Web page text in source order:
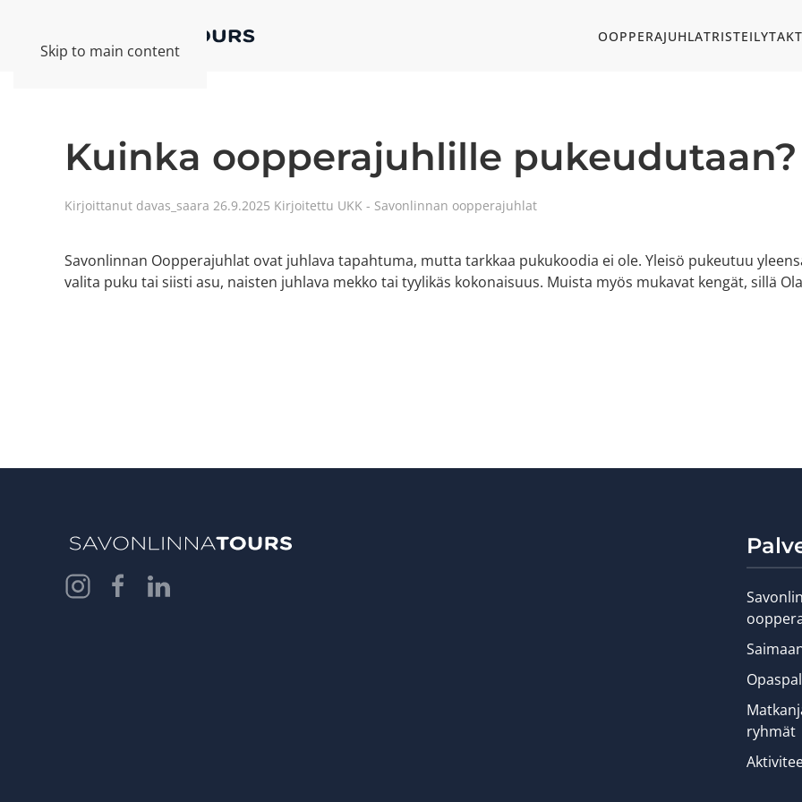
Skip to main content
OOPPERAJUHLATRISTEILYT
Kuinka oopperajuhlille pukeudutaan?
Kirjoittanut davas_saara 26.9.2025 Kirjoitettu UKK - Savonlinnan oopperajuhlat
Savonlinnan Oopperajuhlat ovat juhlava tapahtuma, mutta tarkkaa pukukoodia ei ole. Yleisö pukeutuu
valita puku tai siisti asu, naisten juhlava mekko tai tyylikäs kokonaisuus. Muista myös mukavat kengät, sillä
ryhmät